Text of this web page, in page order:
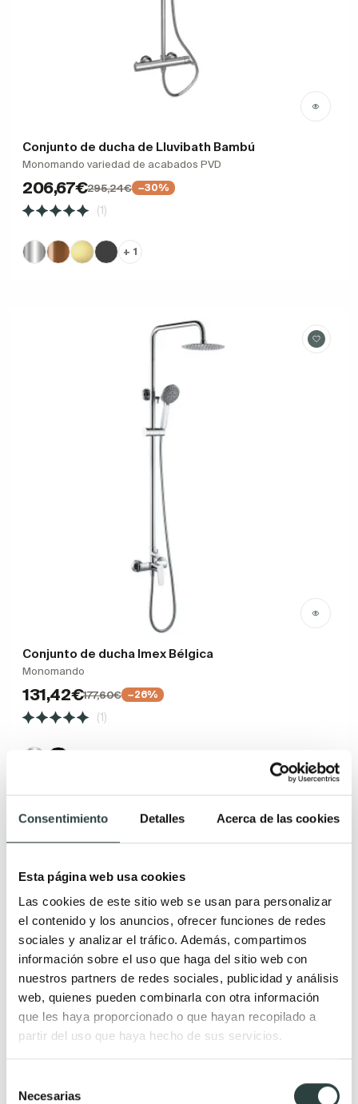
Consentimiento Detalles Acerca de las cookies
Esta página web usa cookies
Las cookies de este sitio web se usan para personalizar
el contenido y los anuncios, ofrecer funciones de redes
sociales y analizar el tráfico. Además, compartimos
información sobre el uso que haga del sitio web con
nuestros partners de redes sociales, publicidad y análisis
web, quienes pueden combinarla con otra información
que les haya proporcionado o que hayan recopilado a
partir del uso que haya hecho de sus servicios.
Necesarias
Conjunto de ducha de Lluvibath Bambú
Monomando variedad de acabados PVD
206,67€295,24€ −30%
(1)
+ 1
Conjunto de ducha Imex Bélgica
Monomando
131,42€177,60€ −26%
(1)